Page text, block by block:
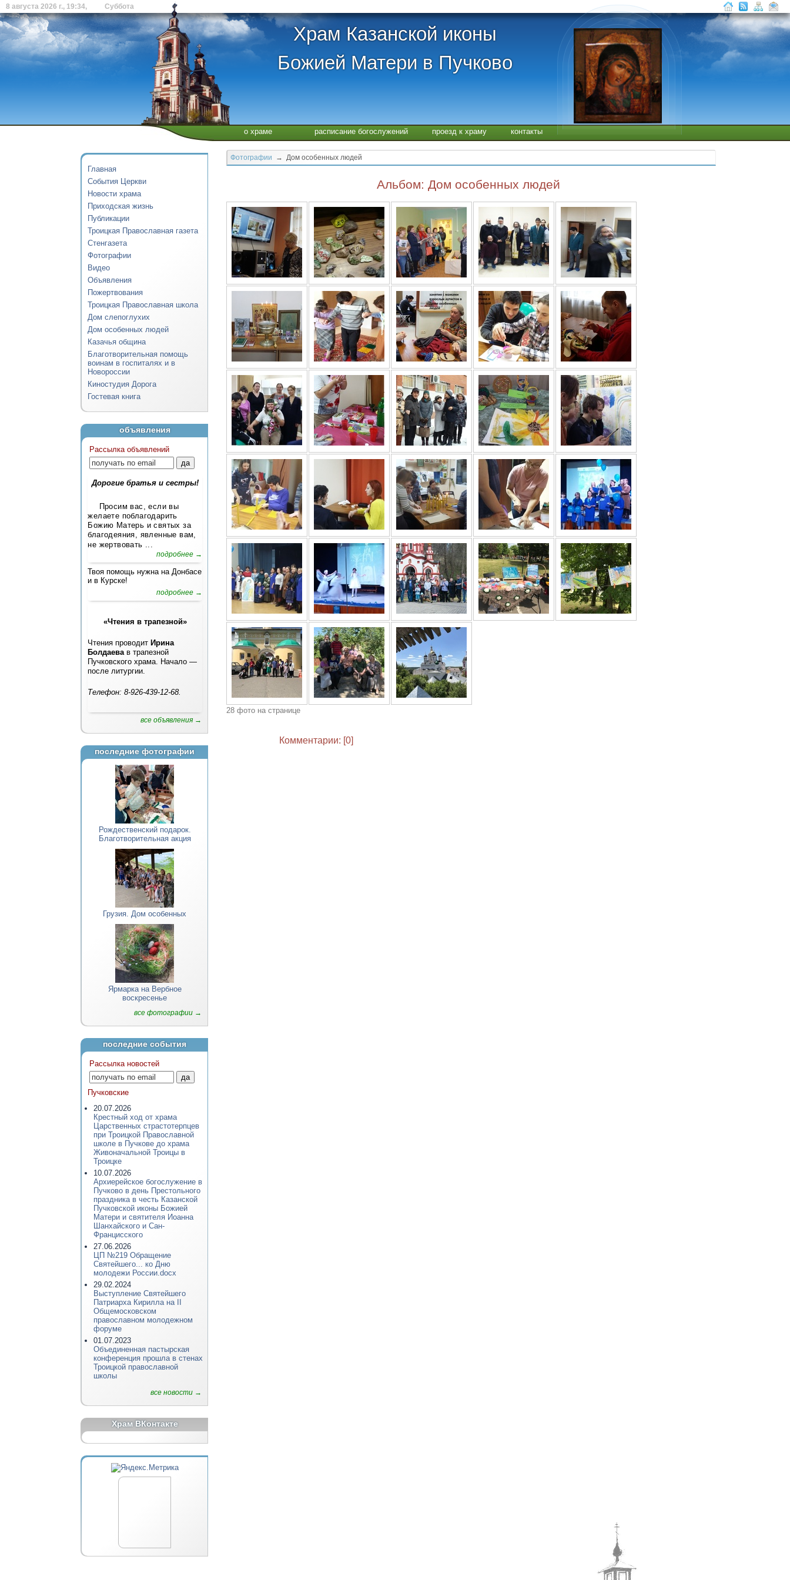
8 августа 2026 г., 19:34, Суббота
Храм Казанской иконы
Божией Матери в Пучково
о храме расписание богослужений проезд к храму контакты
Главная
События Церкви
Новости храма
Приходская жизнь
Публикации
Троицкая Православная газета
Стенгазета
Фотографии
Видео
Объявления
Пожертвования
Троицкая Православная школа
Дом слепоглухих
Дом особенных людей
Казачья община
Благотворительная помощь
воинам в госпиталях и в
Новороссии
Киностудия Дорога
Гостевая книга
объявления
Рассылка объявлений
Дорогие братья и сестры!
Просим вас, если вы
желаете поблагодарить
Божию Матерь и святых за
благодеяния, явленные вам,
не жертвовать ...
подробнее →
Твоя помощь нужна на Донбасе
и в Курске!
подробнее →
«Чтения в трапезной»
Чтения проводит Ирина
Болдаевав трапезной
Пучковского храма. Начало —
после литургии.
Телефон: 8-926-439-12-68.
все объявления →
последние фотографии
Рождественский подарок.
Благотворительная акция
Грузия. Дом особенных
Ярмарка на Вербное
воскресенье
все фотографии →
последние события
Рассылка новостей
Пучковские
20.07.2026
Крестный ход от храма
Царственных страстотерпцев
при Троицкой Православной
школе в Пучкове до храма
Живоначальной Троицы в
Троицке
10.07.2026
Архиерейское богослужение в
Пучково в день Престольного
праздника в честь Казанской
Пучковской иконы Божией
Матери и святителя Иоанна
Шанхайского и Сан-
Францисского
27.06.2026
ЦП №219 Обращение
Святейшего... ко Дню
молодежи России.docx
29.02.2024
Выступление Святейшего
Патриарха Кирилла на II
Общемосковском
православном молодежном
форуме
01.07.2023
Объединенная пастырская
конференция прошла в стенах
Троицкой православной
школы
все новости →
Храм ВКонтакте
Фотографии → Дом особенных людей
Альбом: Дом особенных людей
28 фото на странице
Комментарии: [0]